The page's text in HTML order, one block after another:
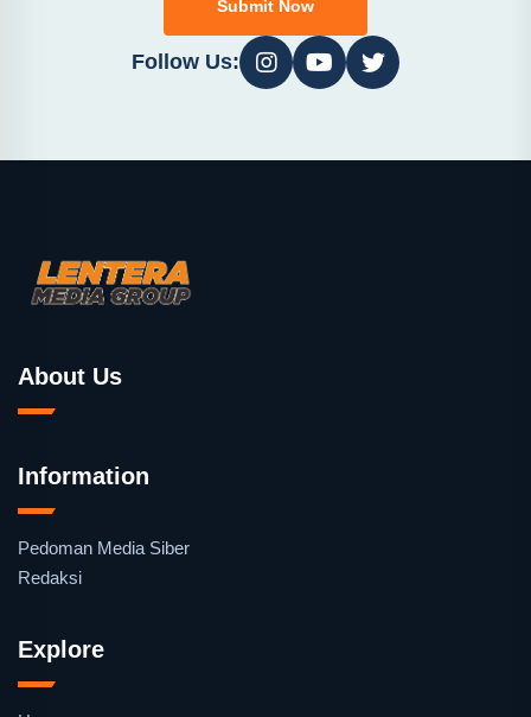
Submit Now
Follow Us:
About Us
Information
Pedoman Media Siber
Redaksi
Explore